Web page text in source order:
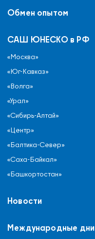
Обмен опытом
САШ ЮНЕСКО в РФ
«Москва»
«Юг-Кавказ»
«Волга»
«Урал»
«Сибирь-Алтай»
«Центр»
«Балтика-Север»
«Саха-Байкал»
«Башкортостан»
Новости
Международные дни